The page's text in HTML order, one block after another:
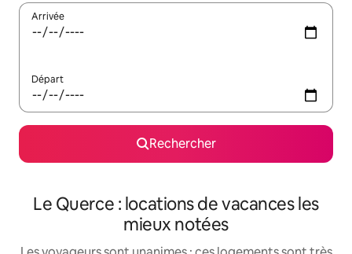
Arrivée
Départ
Rechercher
Le Querce : locations de vacances les
mieux notées